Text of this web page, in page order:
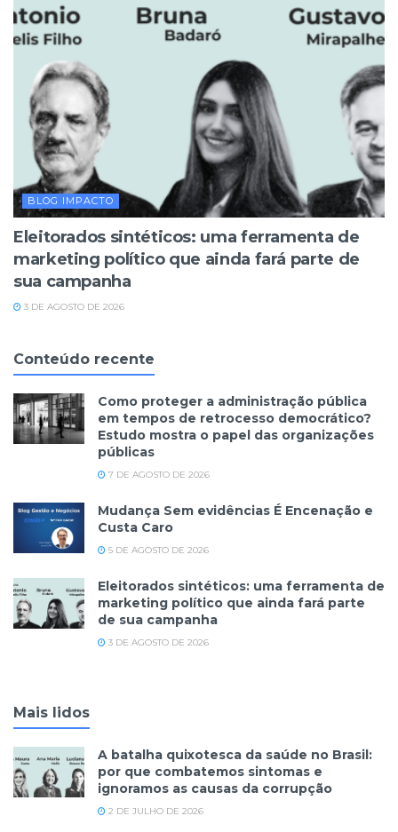
BLOG IMPACTO
Eleitorados sintéticos: uma ferramenta de
marketing político que ainda fará parte de
sua campanha
3 DE AGOSTO DE 2026
Conteúdo recente
Como proteger a administração pública
em tempos de retrocesso democrático?
Estudo mostra o papel das organizações
públicas
7 DE AGOSTO DE 2026
Mudança Sem evidências É Encenação e
Custa Caro
5 DE AGOSTO DE 2026
Eleitorados sintéticos: uma ferramenta de
marketing político que ainda fará parte
de sua campanha
3 DE AGOSTO DE 2026
Mais lidos
A batalha quixotesca da saúde no Brasil:
por que combatemos sintomas e
ignoramos as causas da corrupção
2 DE JULHO DE 2026